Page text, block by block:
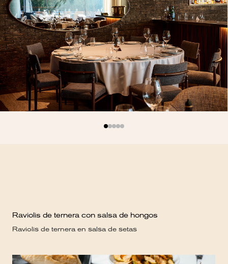
Raviolis de ternera con salsa de hongos
Raviolis de ternera en salsa de setas